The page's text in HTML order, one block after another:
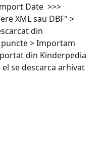
Date  >>>
XML sau DBF" >
din
> Importam
din Kinderpedia
se descarca arhivat